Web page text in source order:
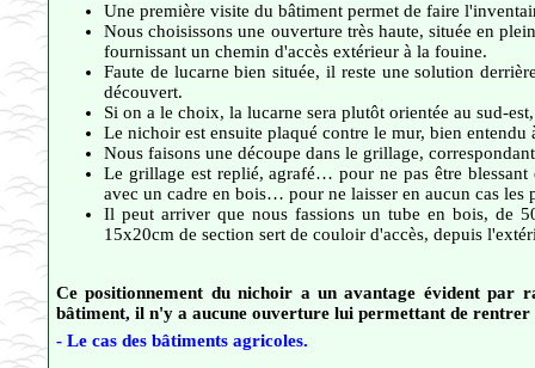
Une première visite du bâtiment permet de faire
Nous choisissons une ouverture très haute, située en
fournissant un chemin d'accès extérieur à la fouine.
Faute de lucarne bien située, il reste une solution
découvert.
Si on a le choix, la lucarne sera plutôt orientée au sud-
Le nichoir est ensuite plaqué contre le mur, bien
Nous faisons une découpe dans le grillage,
Le grillage est replié, agrafé… pour ne pas être
avec un cadre en bois… pour ne laisser en aucun cas les
Il peut arriver que nous fassions un tube en bois, de
15x20cm de section sert de couloir d'accès, depuis
Ce positionnement du nichoir a un avantage évident
bâtiment, il n'y a aucune ouverture lui permettant de rentrer
- Le cas des bâtiments agricoles.